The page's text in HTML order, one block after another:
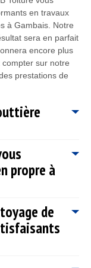
en travaux
à Gambais. Notre
sera en parfait
encore plus
sur notre
prestations de
vos projets de pose
vous nous fassiez
puissiez avoir
durée des travaux,
n’aurez qu’à
sur notre site
budget etc...
pose de gouttière
propre à
causer les fuites
lichens peuvent
traces d’humidité.
dans les
cela entraine la
de